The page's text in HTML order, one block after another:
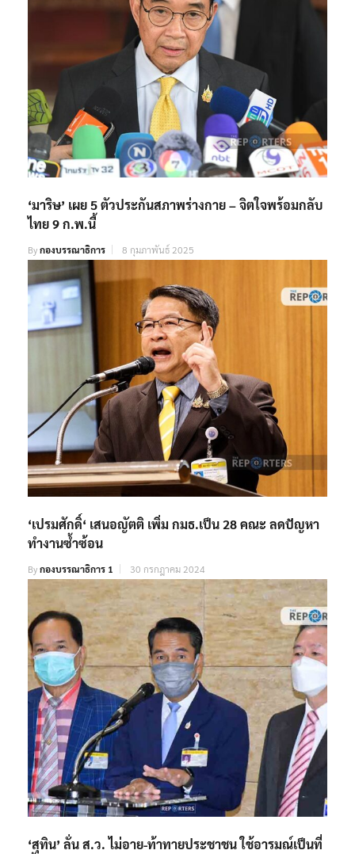
‘มาริษ’ เผย 5 ตัวประกันสภาพร่างกาย – จิตใจพร้อมกลับ
ไทย 9 ก.พ.นี้
Byกองบรรณาธิการ 8 กุมภาพันธ์ 2025
‘เปรมศักดิ์‘ เสนอญัตติ เพิ่ม กมธ.เป็น 28 คณะ ลดปัญหา
ทำงานซ้ำซ้อน
Byกองบรรณาธิการ 1 30 กรกฎาคม 2024
‘สุทิน’ ลั่น ส.ว. ไม่อาย-ท้าทายประชาชน ใช้อารมณ์เป็นที่